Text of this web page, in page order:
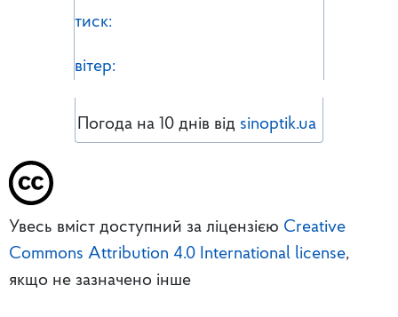
тиск:
вітер:
Погода на 10 днів від sinoptik.ua
Увесь вміст доступний за ліцензією Creative
Commons Attribution 4.0 International license,
якщо не зазначено інше